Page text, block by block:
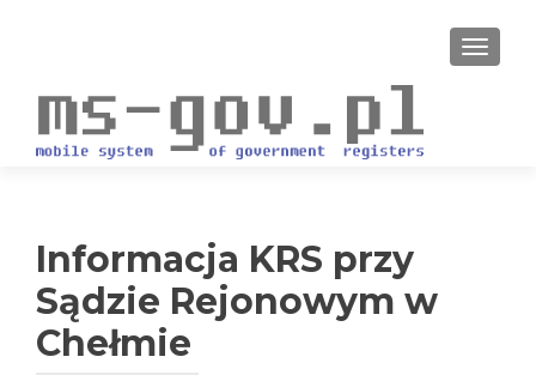
Informacja KRS przy
Sądzie Rejonowym w
Chełmie